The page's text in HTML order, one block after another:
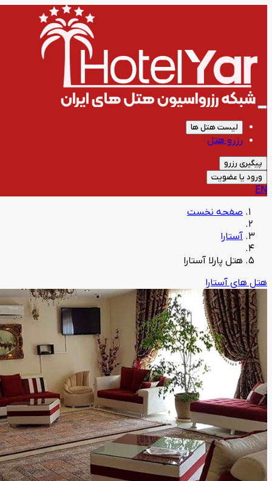
لیست هتل ها
رزرو هتل
پیگیری رزرو
ورود یا عضویت
EN
صفحه نخست
آستارا
هتل پارلا آستارا
هتل های آستارا